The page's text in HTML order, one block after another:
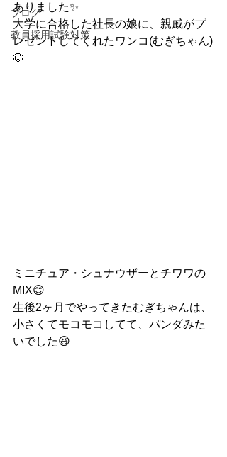
ブログ
教員採用試験対策
ありました✨
大学に合格した社長の娘に、親戚がプ
レゼントしてくれたワンコ(むぎちゃん)
🐶
ミニチュア・シュナウザーとチワワの
MIX😊
生後2ヶ月でやってきたむぎちゃんは、
小さくてモコモコしてて、パンダみた
いでした😆